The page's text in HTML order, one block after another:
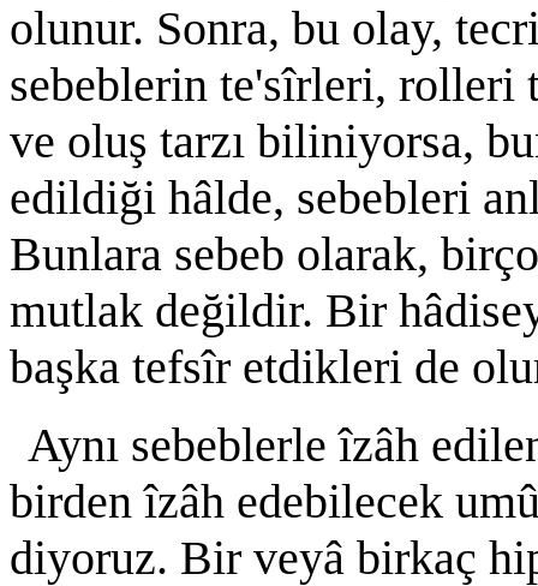
olunur. Sonra, bu olay,
sebeblerin te'sîrleri, rolleri
ve oluş tarzı biliniyorsa,
edildiği hâlde, sebebleri
Bunlara sebeb olarak,
mutlak değildir. Bir
başka tefsîr etdikleri de
Aynı sebeblerle îzâh
birden îzâh edebilecek
diyoruz. Bir veyâ birkaç